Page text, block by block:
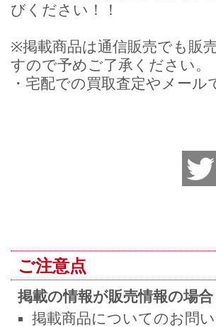
びください！！
※掲載商品は通信販売でも販
すので予めご了承ください。
・宅配での買取査定やメー
ご注意点
掲載の情報が販売情報の場合
掲載商品についてのお問